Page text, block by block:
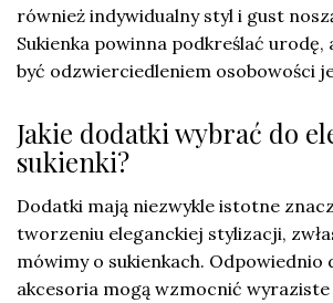
również indywidualny styl i gust
Sukienka powinna podkreślać urodę,
być odzwierciedleniem osobowości
Jakie dodatki wybrać do
sukienki?
Dodatki mają niezwykle istotne
tworzeniu eleganckiej stylizacji,
mówimy o sukienkach. Odpowiednio
akcesoria mogą wzmocnić wyraziste